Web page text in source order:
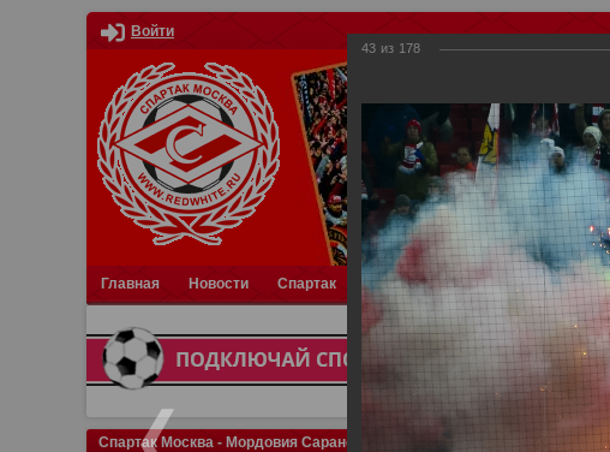
Войти
Главная Новости Спартак Турниры Фотки Отчеты
Спартак Москва - Мордовия Саранск
43 из 178